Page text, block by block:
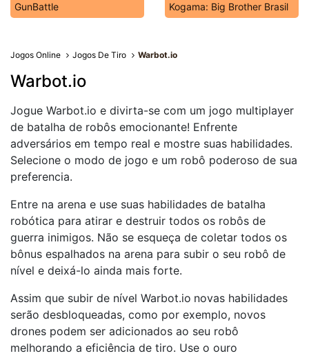
GunBattle Kogama: Big Brother Brasil
Jogos Online Jogos De Tiro Warbot.io
Warbot.io
Jogue Warbot.io e divirta-se com um jogo multiplayer
de batalha de robôs emocionante! Enfrente
adversários em tempo real e mostre suas habilidades.
Selecione o modo de jogo e um robô poderoso de sua
preferencia.
Entre na arena e use suas habilidades de batalha
robótica para atirar e destruir todos os robôs de
guerra inimigos. Não se esqueça de coletar todos os
bônus espalhados na arena para subir o seu robô de
nível e deixá-lo ainda mais forte.
Assim que subir de nível Warbot.io novas habilidades
serão desbloqueadas, como por exemplo, novos
drones podem ser adicionados ao seu robô
melhorando a eficiência de tiro. Use o ouro